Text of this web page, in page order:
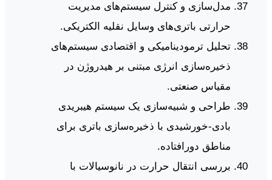
مدل‌سازی و کنترل سیستم‌های مدیریت
حرارتی باتری‌های وسایل نقلیه الکتریکی.
تحلیل ترمودینامیکی و اقتصادی سیستم‌های
ذخیره‌سازی انرژی مبتنی بر هیدروژن در
مقیاس صنعتی.
طراحی و شبیه‌سازی یک سیستم هیبریدی
بادی-خورشیدی با ذخیره‌سازی باتری برای
مناطق دورافتاده.
بررسی انتقال حرارت در نانوسیالات با